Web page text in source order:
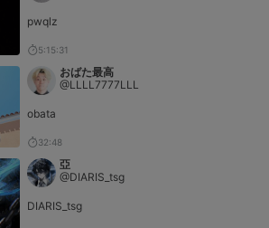
pwqlz
5:15:31
おばた最高
@LLLL7777LLL
obata
32:48
亞
@DIARIS_tsg
DIARIS_tsg